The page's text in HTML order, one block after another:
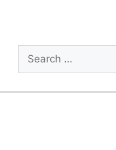
for: